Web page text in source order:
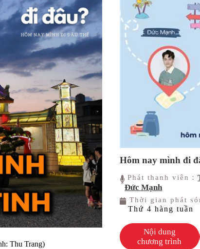
Thu Trang)
Hôm nay mình đi
Phát thanh viên：
Đức Mạnh
Thời gian phát
Thứ 4 hàng tuần
Nội dung
chương trình